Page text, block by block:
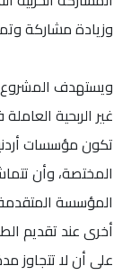
وزيادة مشاركة
ويستهدف
غير الربحية
تكون مؤسسات
المختصة، وأن
المؤسسة
أخرى عند تقديم
على أن لا تتجاوز